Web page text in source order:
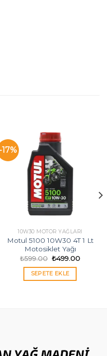
-17%
10W30 MOTOR YAĞLARI
Motul 5100 10W30 4T 1 Lt
Motosiklet Yağı
₺599.00 Orijinal
₺599.00.
₺499.00Şu
SEPETE EKLE